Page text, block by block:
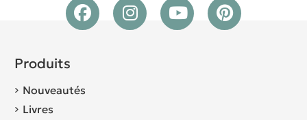
Produits
Nouveautés
Livres